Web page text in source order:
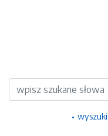
Wyszukiwarka